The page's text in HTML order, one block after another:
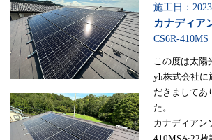
施工日：
カナディア
CS6R-410MS
この度は太陽
yh株式会社に
だきましてあ
た。
カナディアン